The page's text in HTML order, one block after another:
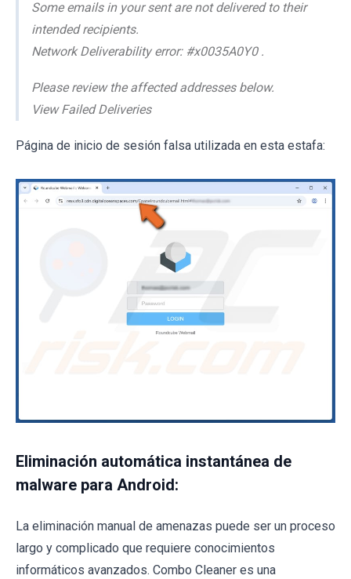
Some emails in your sent are not delivered to their
intended recipients.
Network Deliverability error: #x0035A0Y0 .
Please review the affected addresses below.
View Failed Deliveries
Página de inicio de sesión falsa utilizada en esta estafa:
Eliminación automática instantánea de
malware para Android:
La eliminación manual de amenazas puede ser un proceso
largo y complicado que requiere conocimientos
informáticos avanzados. Combo Cleaner es una